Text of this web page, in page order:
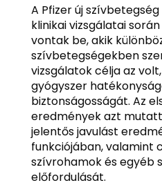
A Pfizer új
klinikai vizsgálatai
vontak be, akik
szívbetegségekben
vizsgálatok célja az
gyógyszer
biztonságosságát. Az
eredmények azt
jelentős javulást
funkciójában, valamint
szívrohamok és egyéb
előfordulását.